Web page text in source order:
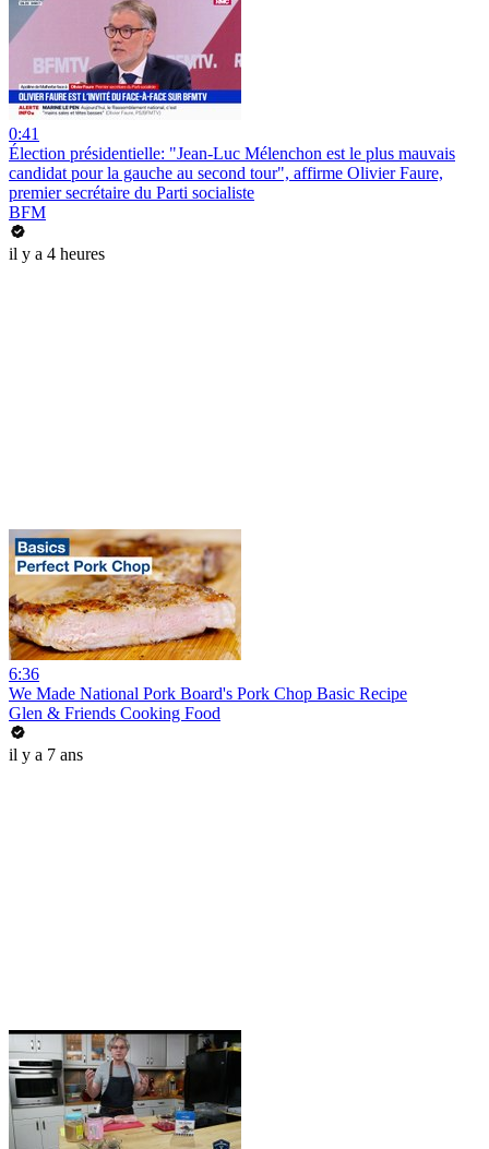
0:41
Élection présidentielle: "Jean-Luc Mélenchon est le plus mauvais
candidat pour la gauche au second tour", affirme Olivier Faure,
premier secrétaire du Parti socialiste
BFM
il y a 4 heures
6:36
We Made National Pork Board's Pork Chop Basic Recipe
Glen & Friends Cooking Food
il y a 7 ans